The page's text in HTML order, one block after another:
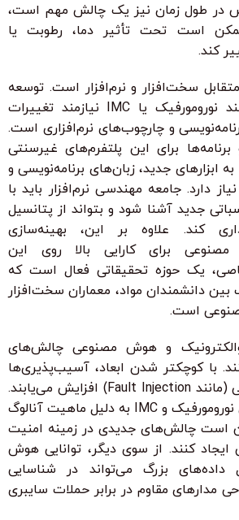
در طول زمان نیز یک چالش مهم است،
است تحت تأثیر دما، رطوبت یا
کند.
سخت‌افزار و نرم‌افزار است. توسعه
معماری‌های نوین مانند نورومورفیک یا IMC نیازمند تغییرات
و چارچوب‌های نرم‌افزاری است.
برای این پلتفرم‌های غیرسنتی
ابزارهای جدید، زبان‌های برنامه‌نویسی و
دارد. جامعه مهندسی نرم‌افزار باید با
جدید آشنا شود و بتواند از پتانسیل
کند. علاوه بر این، بهینه‌سازی
برای کارایی بالا روی این
یک حوزه تحقیقاتی فعال است که
بین دانشمندان مواد، معماران سخت‌افزار
است.
و هوش مصنوعی چالش‌های
با کوچکتر شدن ابعاد، آسیب‌پذیری‌ها
در برابر حملات فیزیکی (مانند Fault Injection) افزایش می‌یابند.
همچنین، معماری‌های نورومورفیک و IMC به دلیل ماهیت آنالوگ
است چالش‌های جدیدی در زمینه امنیت
کنند. از سوی دیگر، توانایی هوش
داده‌های بزرگ می‌تواند در شناسایی
مدارهای مقاوم در برابر حملات سایبری